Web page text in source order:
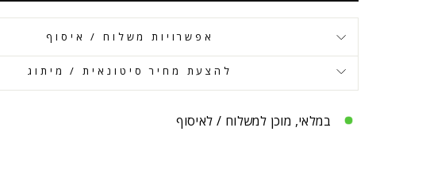
אפשרויות משלוח / איסוף
להצעת מחיר סיטונאית / מיתוג
במלאי, מוכן למשלוח / לאיסוף